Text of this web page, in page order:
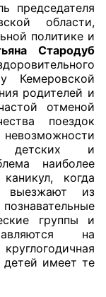
председателя
области,
политике и
Стародуб
Кемеровской
родителей и
отменой
поездок
детских и
наиболее
когда
выезжают из
группы и
на
детей имеет те